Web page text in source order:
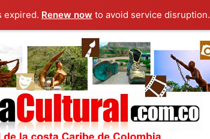
expired. Renew now to avoid service disruption.